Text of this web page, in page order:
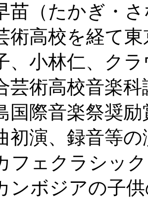
苗（たかぎ・
高校を経て東
、小林仁、ク
芸術高校音楽
国際音楽祭奨
初演、録音等
フェクラシッ
ンボジアの子